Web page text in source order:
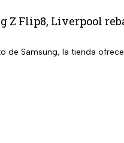
Flip8, Liverpool
de Samsung, la tienda